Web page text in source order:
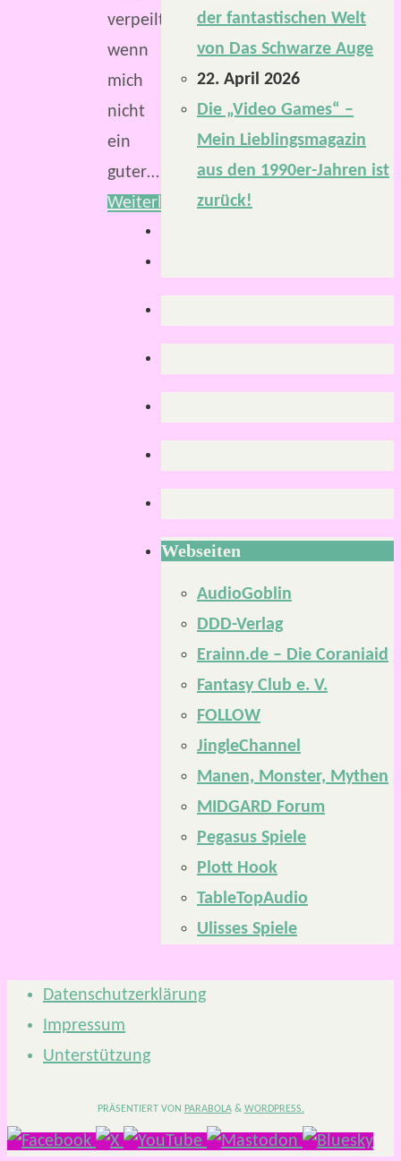
verpeilt,
wenn
mich
nicht
ein
guter…
Weiterlesen
der fantastischen Welt
von Das Schwarze Auge
22. April 2026
Die „Video Games“ –
Mein Lieblingsmagazin
aus den 1990er-Jahren ist
zurück!
Webseiten
AudioGoblin
DDD-Verlag
Erainn.de – Die Coraniaid
Fantasy Club e. V.
FOLLOW
JingleChannel
Manen, Monster, Mythen
MIDGARD Forum
Pegasus Spiele
Plott Hook
TableTopAudio
Ulisses Spiele
Datenschutzerklärung
Impressum
Unterstützung
PRÄSENTIERT VON PARABOLA& WORDPRESS.